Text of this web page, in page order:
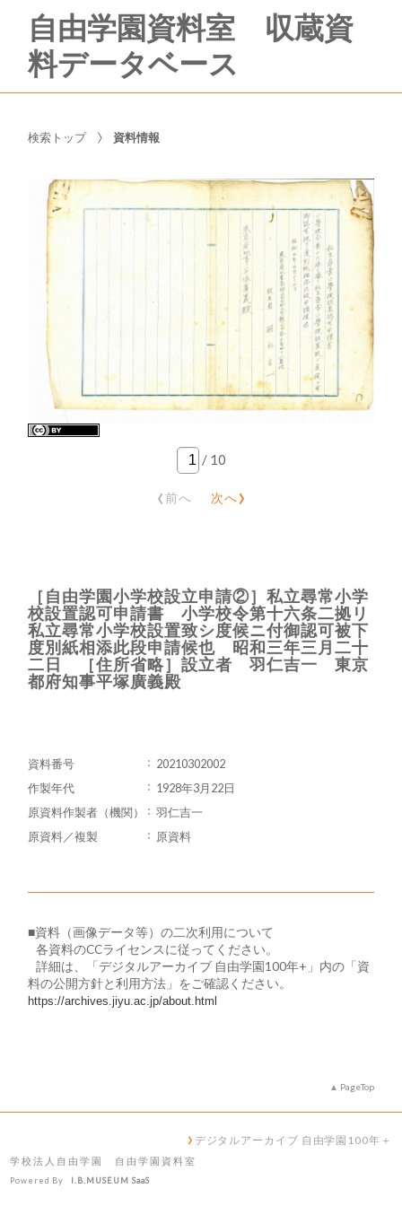
自由学園資料室 収蔵資
料データベース
検索トップ 資料情報
/ 10
‹前へ 次へ›
［自由学園小学校設立申請②］私立尋常小学
校設置認可申請書 小学校令第十六条二拠リ
私立尋常小学校設置致シ度候ニ付御認可被下
度別紙相添此段申請候也 昭和三年三月二十
二日 ［住所省略］設立者 羽仁吉一 東京
都府知事平塚廣義殿
資料番号
20210302002
作製年代
1928年3月22日
原資料作製者（機関）
羽仁吉一
原資料／複製
原資料
■資料（画像データ等）の二次利用について
​ 各資料のCCライセンスに従ってください。
詳細は、「デジタルアーカイブ 自由学園100年+」内の「資
料の公開方針と利用方法」をご確認ください。
https://archives.jiyu.ac.jp/about.html
PageTop
デジタルアーカイブ 自由学園100年＋
学校法人自由学園 自由学園資料室
Powered By I.B.MUSEUM SaaS